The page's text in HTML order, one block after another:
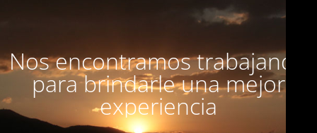
Nos encontramos trabajando
para brindarle una mejor
experiencia